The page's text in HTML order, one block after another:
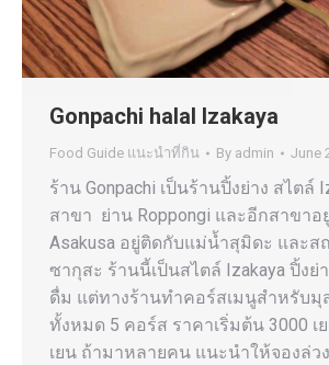
Gonpachi halal Izakaya
Food Guide แนะนำที่กิน By admin June
ร้าน Gonpachi เป็นร้านปิ้งย่าง สไตล์
สาขา ย่าน Roppongi และอีกสาขาอ
Asakusa อยู่ติดกับแม่น้ำสุมิดะ และส
ซากุสะ ร้านนี้เป็นสไตล์ Izakaya ปิ้งย่
ดื่ม แต่ทางร้านทำคอร์สเมนูสำหรับมุ
ทั้งหมด 5 คอร์ส ราคาเริ่มต้น 3000 เ
เยน ถ้ามาหลายคน แนะนำให้จองล่